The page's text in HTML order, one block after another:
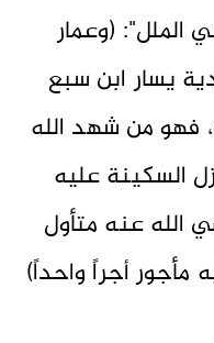
الملل": (وعمار
يسار ابن سبع
فهو من شهد الله
السكينة عليه
الله عنه متأول
أجراً واحداً)